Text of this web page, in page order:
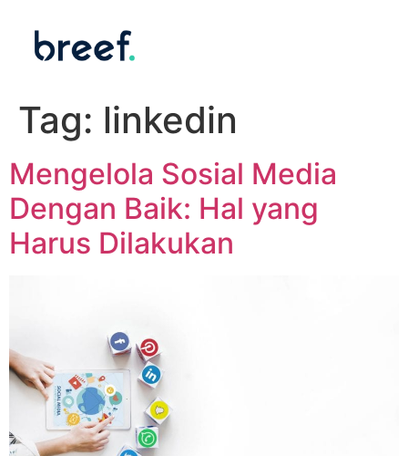
Tag: linkedin
Mengelola Sosial Media
Dengan Baik: Hal yang
Harus Dilakukan